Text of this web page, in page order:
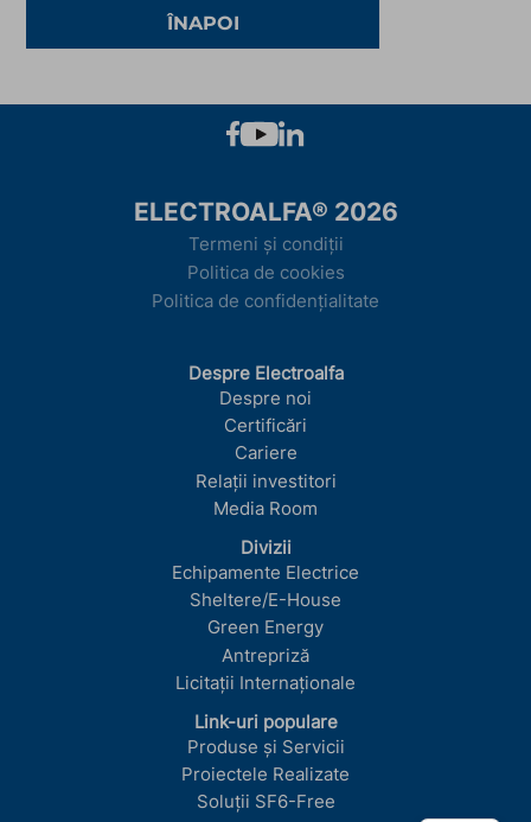
ÎNAPOI
ELECTROALFA® 2026
Termeni și condiții
Politica de cookies
Politica de confidențialitate
Despre Electroalfa
Despre noi
Certificări
Cariere
Relații investitori
Media Room
Divizii
Echipamente Electrice
Sheltere/E-House
Green Energy
Antrepriză
Licitații Internaționale
Link-uri populare
Produse și Servicii
Proiectele Realizate
Soluții SF6-Free